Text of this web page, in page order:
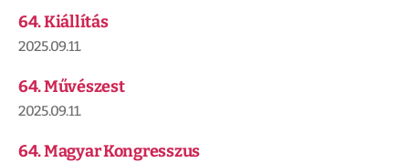
64. Kiállítás
2025.09.11.
64. Művészest
2025.09.11.
64. Magyar Kongresszus